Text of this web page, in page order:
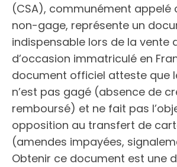
(CSA), communément
non-gage, représente un
indispensable lors de la vente
d’occasion immatriculé en
document officiel atteste que
n’est pas gagé (absence de
remboursé) et ne fait pas
opposition au transfert de
(amendes impayées,
Obtenir ce document est une